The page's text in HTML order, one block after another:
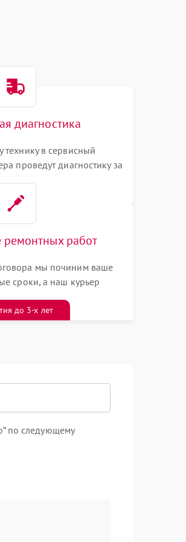
диагностика
технику в сервисный
проведут диагностику за
работ
мы починим ваше
сроки, а наш курьер
до 3-х лет
по следующему